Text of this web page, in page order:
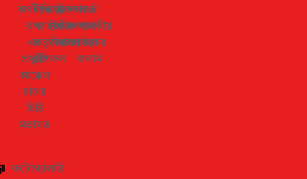
অর্থনীতি
তথ্য
ও
প্রযুক্তি
আক্কেল
চাচার
চিঠি
মতামত
ইসলামী
জাহান
এক্সক্লুসিভ
রাশিফল
স্বাস্থ্যকথা
ফিচার
প্রবাস
আদালত
জীবনধারা
আবহাওয়া
বার্তা
সম্পাদকীয়
পাঠকের
কলাম
ফটোগ্যালারি